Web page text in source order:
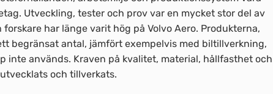
Utveckling, tester och prov var en mycket stor del av
har länge varit hög på Volvo Aero. Produkterna,
begränsat antal, jämfört exempelvis med biltillverkning,
inte används. Kraven på kvalitet, material, hållfasthet och
och tillverkats.